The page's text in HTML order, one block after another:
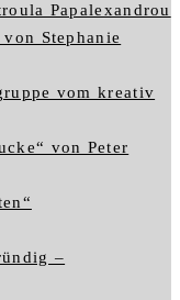
Papalexandrou
Stephanie
vom kreativ
von Peter
–